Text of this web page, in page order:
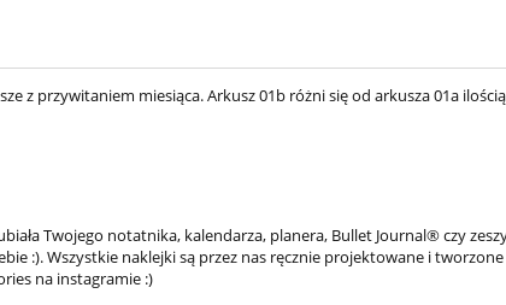
z przywitaniem miesiąca. Arkusz 01b różni się od arkusza 01a
Twojego notatnika, kalendarza, planera, Bullet Journal® czy
:). Wszystkie naklejki są przez nas ręcznie projektowane i tworzone
na instagramie :)